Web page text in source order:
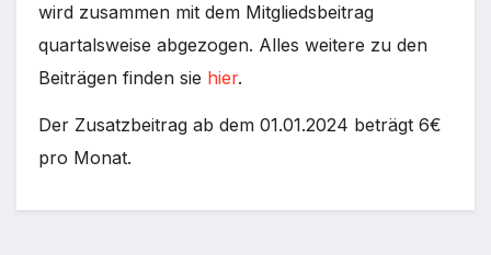
wird zusammen mit dem Mitgliedsbeitrag
quartalsweise abgezogen. Alles weitere zu den
Beiträgen finden sie hier.
Der Zusatzbeitrag ab dem 01.01.2024 beträgt 6€
pro Monat.